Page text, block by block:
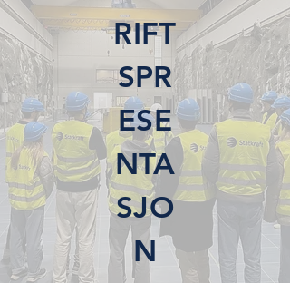
RIFT
SPR
ESE
NTA
SJO
N